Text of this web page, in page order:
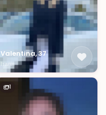
Valentina, 37
Італія
1